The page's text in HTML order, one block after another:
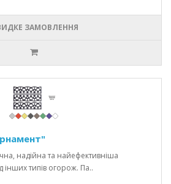
ЗАМОВЛЕННЯ
надійна та найефективніша
інших типів огорож. Па..